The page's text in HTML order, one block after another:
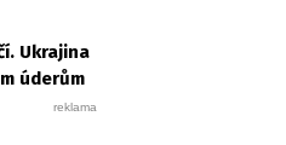
Ukrajina
úderům